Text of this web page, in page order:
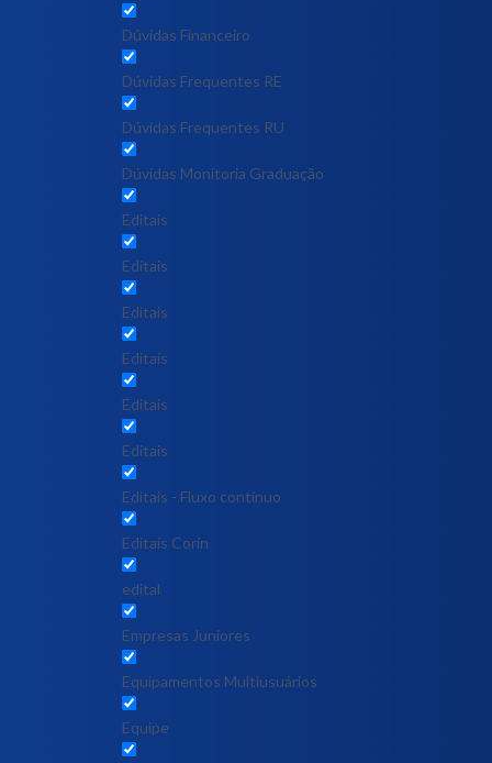
Dúvidas Financeiro
Dúvidas Frequentes RE
Dúvidas Frequentes RU
Dúvidas Monitoria Graduação
Editais
Editais
Editais
Editais
Editais
Editais
Editais - Fluxo contínuo
Editais Corin
edital
Empresas Juniores
Equipamentos Multiusuários
Equipe